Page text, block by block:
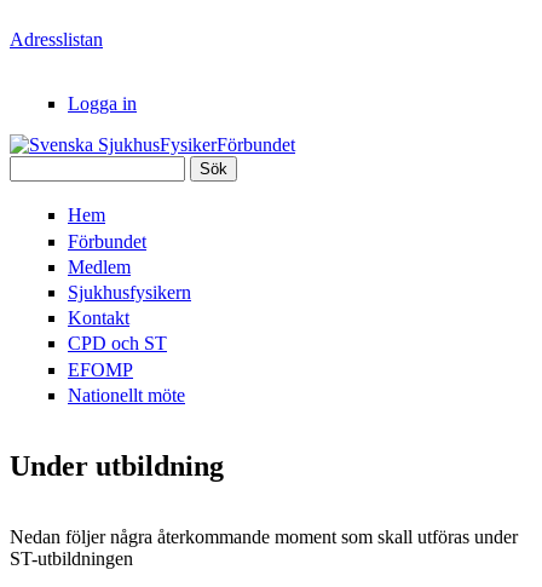
Adresslistan
Logga in
SjukhusFysikerFörbundet
Hem
Förbundet
Medlem
Sjukhusfysikern
Kontakt
CPD och ST
EFOMP
Nationellt möte
Under utbildning
Nedan följer några återkommande moment som skall utföras under
ST-utbildningen